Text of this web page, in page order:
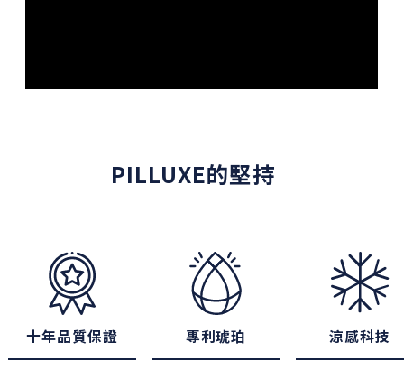
PILLUXE的堅持
十年品質保證 專利琥珀 涼感科技